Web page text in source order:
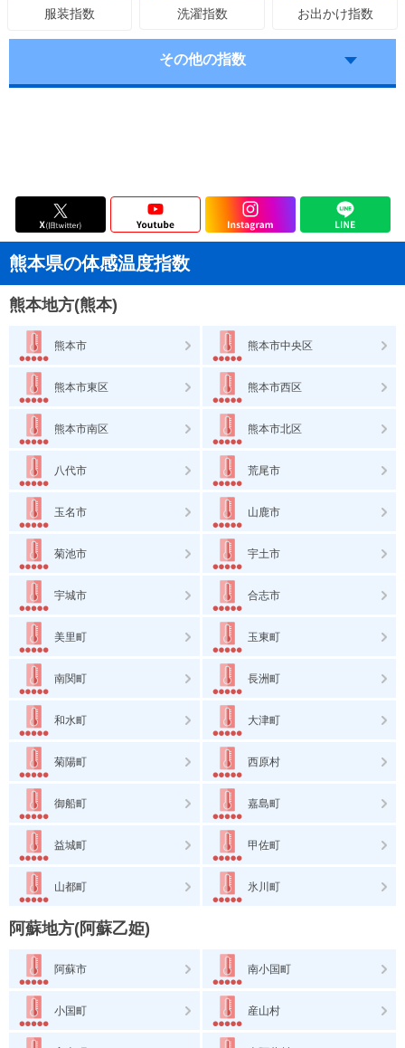
服装指数 洗濯指数 お出かけ指数
その他の指数
熊本県の体感温度指数
熊本地方(熊本)
熊本市 熊本市中央区
熊本市東区 熊本市西区
熊本市南区 熊本市北区
八代市 荒尾市
玉名市 山鹿市
菊池市 宇土市
宇城市 合志市
美里町 玉東町
南関町 長洲町
和水町 大津町
菊陽町 西原村
御船町 嘉島町
益城町 甲佐町
山都町 氷川町
阿蘇地方(阿蘇乙姫)
阿蘇市 南小国町
小国町 産山村